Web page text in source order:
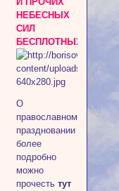
НЕБЕСНЫХ
СИЛ
БЕСПЛОТНЫХ
О
православном
праздновании
более
подробно
можно
прочесть тут